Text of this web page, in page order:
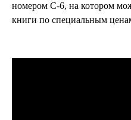
номером С-6, на котором
книги по специальным